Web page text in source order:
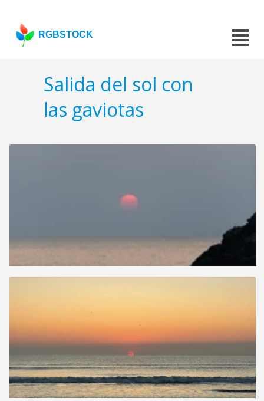
RGBSTOCK
Salida del sol con
las gaviotas